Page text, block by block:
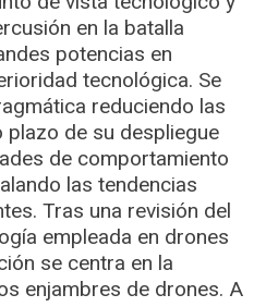
en la batalla
potencias en
tecnológica. Se
reduciendo las
de su despliegue
de comportamiento
las tendencias
Tras una revisión del
empleada en drones
se centra en la
enjambres de drones. A